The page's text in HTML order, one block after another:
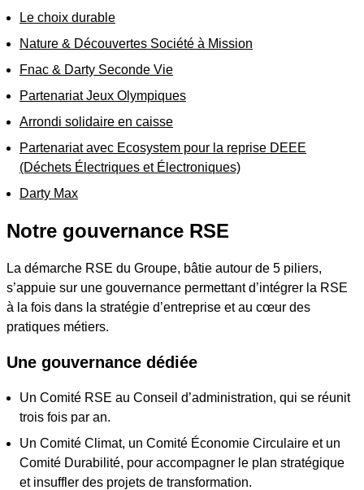
Le choix durable
Nature & Découvertes Société à Mission
Fnac & Darty Seconde Vie
Partenariat Jeux Olympiques
Arrondi solidaire en caisse
Partenariat avec Ecosystem pour la reprise DEEE
(Déchets Électriques et Électroniques)
Darty Max
Notre gouvernance RSE
La démarche RSE du Groupe, bâtie autour de 5 piliers,
s’appuie sur une gouvernance permettant d’intégrer la RSE
à la fois dans la stratégie d’entreprise et au cœur des
pratiques métiers.
Une gouvernance dédiée
Un Comité RSE au Conseil d’administration, qui se réunit
trois fois par an.
Un Comité Climat, un Comité Économie Circulaire et un
Comité Durabilité, pour accompagner le plan stratégique
et insuffler des projets de transformation.